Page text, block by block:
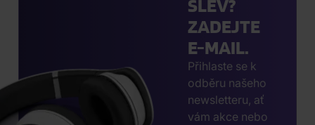
SLEV?
ZADEJTE
E-MAIL.
Přihlaste se k
odběru našeho
newsletteru, ať
vám akce nebo